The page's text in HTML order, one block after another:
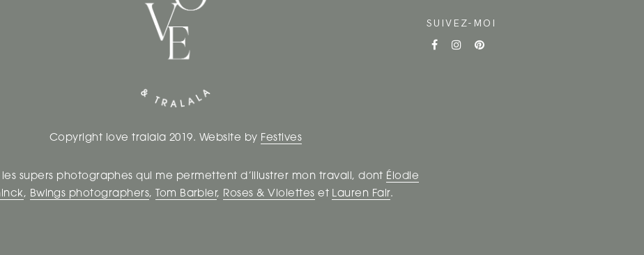
SUIVEZ-MOI
Copyright love tralala 2019. Website by Festives
supers photographes qui me permettent d’illustrer mon travail, dont Élodie
, Bwings photographers, Tom Barbier, Roses & Violettes et Lauren Fair.